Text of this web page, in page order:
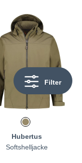
Filter
Hubertus
Softshelljacke